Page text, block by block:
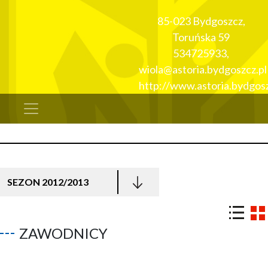
85-023 Bydgoszcz,
Toruńska 59
534725933,
wiola@astoria.bydgoszcz.pl
http://
SEZON 2012/2013
ZAWODNICY